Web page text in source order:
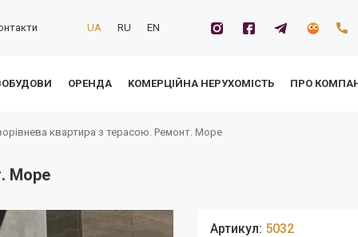
UA RU EN
ОРЕНДА KОМЕРЦІЙНА НЕРУХОМІСТЬ ПРО
квартира з терасою. Ремонт. Море
Море
Артикул: 5032